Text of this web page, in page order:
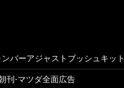
バーアジャストブッシュキット
刊-マツダ全面広告